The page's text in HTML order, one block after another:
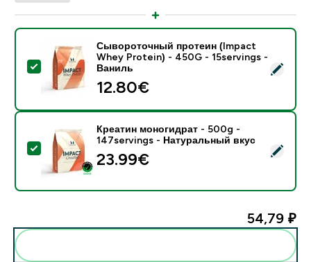
- Сывороточный протеин (Impact Whey Protein) -
Сывороточный протеин (Impact
Whey Protein) - 450G - 15servings -
Ваниль
12.80€‎
- Креатин моногидрат - 500g - 147servings -
Креатин моногидрат - 500g -
147servings - Натуральный вкус
23.99€‎
54,79 ₽‎